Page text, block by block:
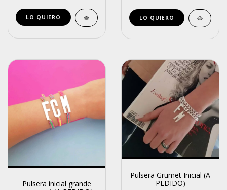
Pulsera inicial grande
Pulsera Grumet Inicial (A
PEDIDO)